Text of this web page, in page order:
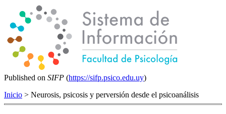
Published on SIFP (https://sifp.psico.edu.uy)
Inicio > Neurosis, psicosis y perversión desde el psicoanálisis